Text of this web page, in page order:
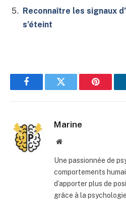
Reconnaître les signaux
s’éteint
FacebookTwitter
Marine
Site
Une passionnée de
comportements
d’apporter plus de
grâce à la